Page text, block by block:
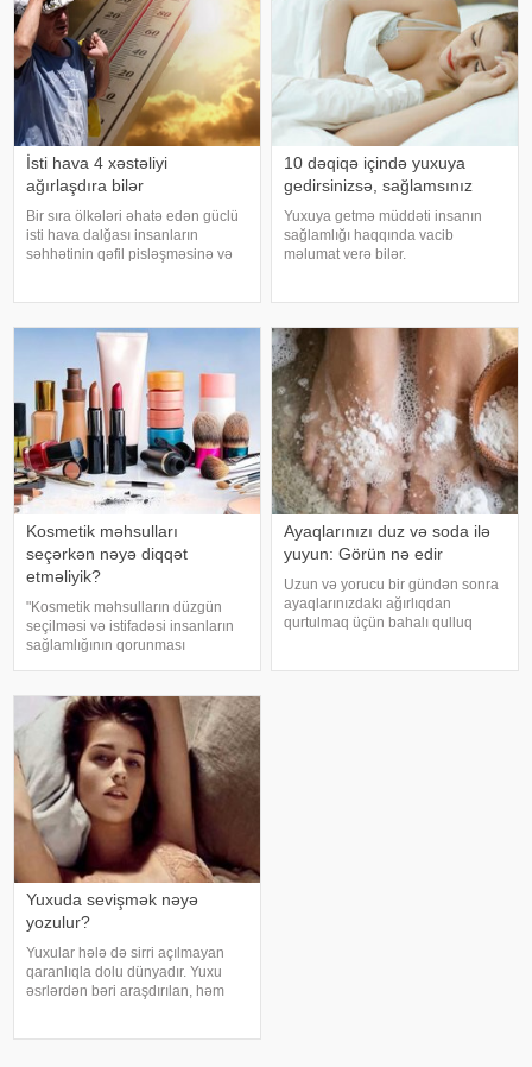
İsti hava 4 xəstəliyi
ağırlaşdıra bilər
Bir sıra ölkələri əhatə edən güclü
isti hava dalğası insanların
səhhətinin qəfil pisləşməsinə və
günvurma riski yaratmır. xarici
10 dəqiqə içində yuxuya
gedirsinizsə, sağlamsınız
Yuxuya getmə müddəti insanın
sağlamlığı haqqında vacib
məlumat verə bilər.
üzrə mütəxəssis Mişel Drerupun
sözlərinə görə
Kosmetik məhsulları
seçərkən nəyə diqqət
etməliyik?
"Kosmetik məhsulların düzgün
seçilməsi və istifadəsi insanların
sağlamlığının qorunması
Səhiyyə Nazirliyinin rəsmi
"Instagram" hesabınd
Ayaqlarınızı duz və soda ilə
yuyun: Görün nə edir
Uzun və yorucu bir gündən sonra
ayaqlarınızdakı ağırlıqdan
qurtulmaq üçün bahalı qulluq
Yuxuda sevişmək nəyə
yozulur?
Yuxular hələ də sirri açılmayan
qaranlıqla dolu dünyadır. Yuxu
əsrlərdən bəri araşdırılan, həm